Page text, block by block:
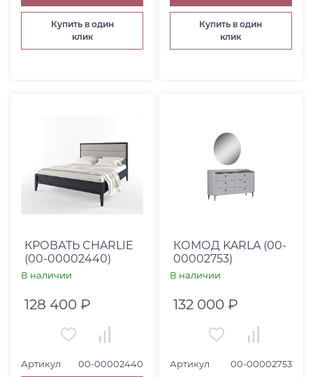
Купить в один
клик
Купить в один
клик
КРОВАТЬ CHARLIE
(00-00002440)
В наличии
128 400 ₽
Артикул 00-00002440
КОМОД KARLA (00-
00002753)
В наличии
132 000 ₽
Артикул 00-00002753